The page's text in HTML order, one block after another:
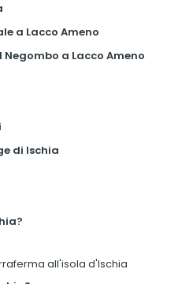
a Lacco Ameno
Negombo a Lacco Ameno
di Ischia
all'isola d'Ischia